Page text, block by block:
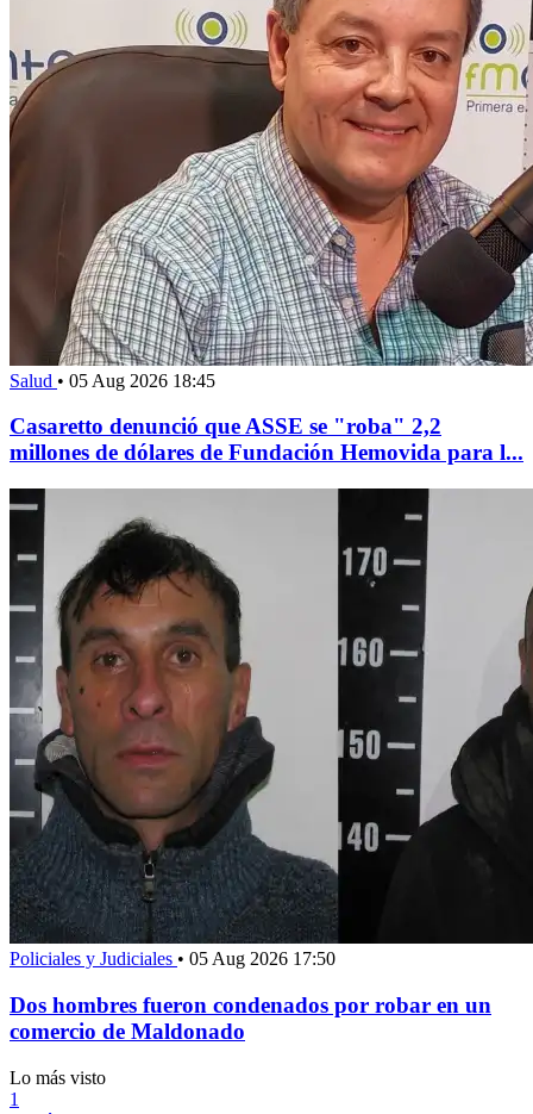
Salud • 05 Aug 2026 18:45
Casaretto denunció que ASSE se "roba" 2,2
millones de dólares de Fundación Hemovida para l...
Policiales y Judiciales • 05 Aug 2026 17:50
Dos hombres fueron condenados por robar en un
comercio de Maldonado
Lo más visto
1